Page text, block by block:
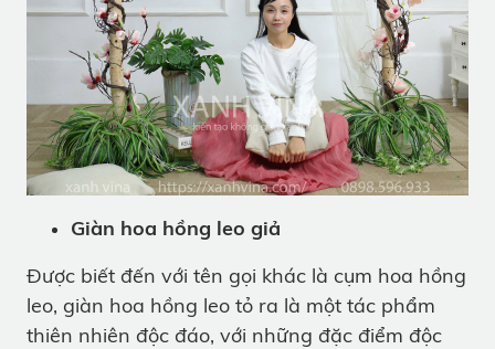
Giàn hoa hồng leo giả
Được biết đến với tên gọi khác là cụm hoa hồng
leo, giàn hoa hồng leo tỏ ra là một tác phẩm
thiên nhiên độc đáo, với những đặc điểm độc